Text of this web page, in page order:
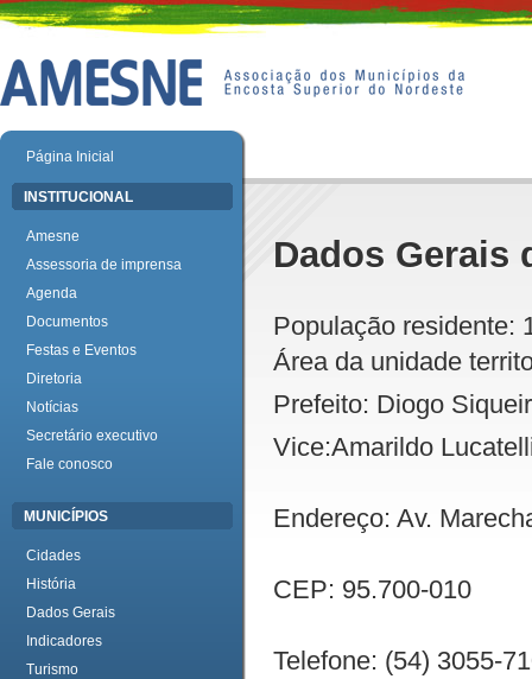
Página Inicial
INSTITUCIONAL
Amesne
Assessoria de imprensa
Agenda
Documentos
Festas e Eventos
Diretoria
Notícias
Secretário executivo
Fale conosco
MUNICÍPIOS
Cidades
História
Dados Gerais
Indicadores
Turismo
Dados Gerais
População residente:
Área da unidade
Prefeito: Diogo
Vice:Amarildo
Endereço: Av.
CEP: 95.700-010
Telefone: (54) 3055-